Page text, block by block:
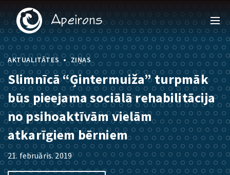
AKTUALITĀTES • ZIŅAS
Slimnīcā “Ģintermuiža” turpmāk
būs pieejama sociālā rehabilitācija
no psihoaktīvām vielām
atkarīgiem bērniem
21. februāris. 2019